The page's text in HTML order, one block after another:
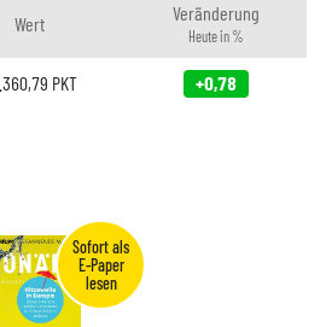
Wert Veränderung
Heute in %
PKT +0,78